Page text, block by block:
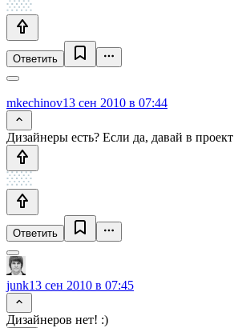
Ответить
mkechinov13 сен 2010 в 07:44
Дизайнеры есть? Если да, давай в проект
Ответить
junk13 сен 2010 в 07:45
Дизайнеров нет! :)